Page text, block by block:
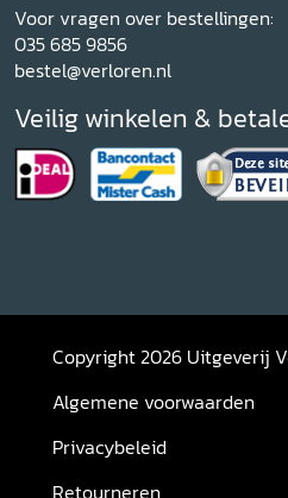
Voor vragen over bestellingen:
035 685 9856
bestel@verloren.nl
Veilig winkelen &
Copyright 2026 Uitgeverij
Algemene voorwaarden
Privacybeleid
Retourneren